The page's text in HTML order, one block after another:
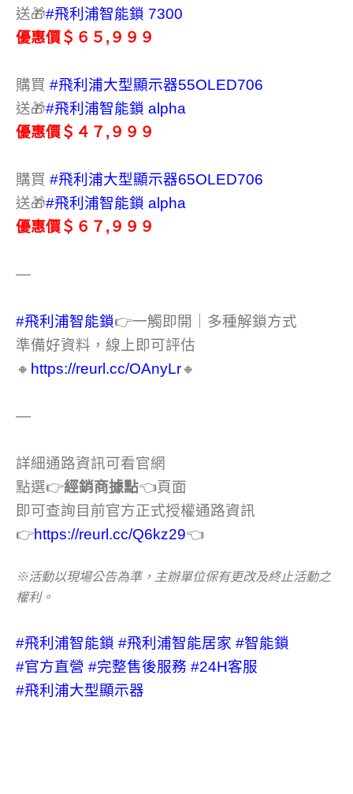
送🎁#飛利浦智能鎖 7300
優惠價＄６５,９９９
購買 #飛利浦大型顯示器55OLED706
送🎁#飛利浦智能鎖 alpha
優惠價＄４７,９９９
購買 #飛利浦大型顯示器65OLED706
送🎁#飛利浦智能鎖 alpha
優惠價＄６７,９９９
—
#飛利浦智能鎖👉一觸即開｜多種解鎖方式
準備好資料，線上即可評估
🔸 https://reurl.cc/OAnyLr🔸
—
詳細通路資訊可看官網
點選👉經銷商據點👈頁面
即可查詢目前官方正式授權通路資訊
👉https://reurl.cc/Q6kz29👈
※活動以現場公告為準，主辦單位保有更改及終止活動之
權利。
#飛利浦智能鎖 #飛利浦智能居家 #智能鎖
#官方直營 #完整售後服務 #24H客服
#飛利浦大型顯示器